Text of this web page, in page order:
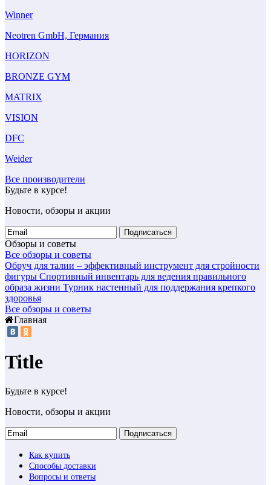
Winner
Neotren GmbH, Германия
HORIZON
BRONZE GYM
MATRIX
VISION
DFC
Weider
Все производители
Будьте в курсе!
Новости, обзоры и акции
Подписаться
Обзоры и советы
Все обзоры и советы
Обруч для талии – эффективный инструмент для стройности
фигуры Спортивный инвентарь для ведения правильного
образа жизни Турник настенный для поддержания крепкого
здоровья
Все обзоры и советы
Главная
Title
Будьте в курсе!
Новости, обзоры и акции
Подписаться
Как купить
Способы доставки
Вопросы и ответы